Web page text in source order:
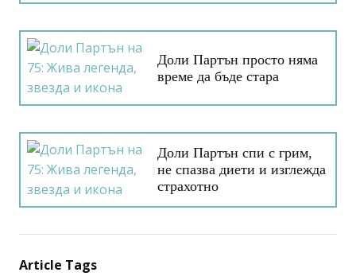
Доли Партън просто няма
време да бъде стара
Доли Партън спи с грим,
не спазва диети и изглежда
страхотно
Article Tags